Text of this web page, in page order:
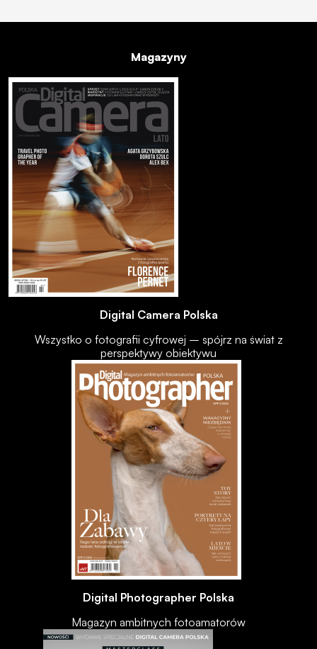
Magazyny
Digital Camera Polska
Wszystko o fotografii cyfrowej – spójrz na świat z
perspektywy obiektywu
Digital Photographer Polska
Magazyn ambitnych fotoamatorów